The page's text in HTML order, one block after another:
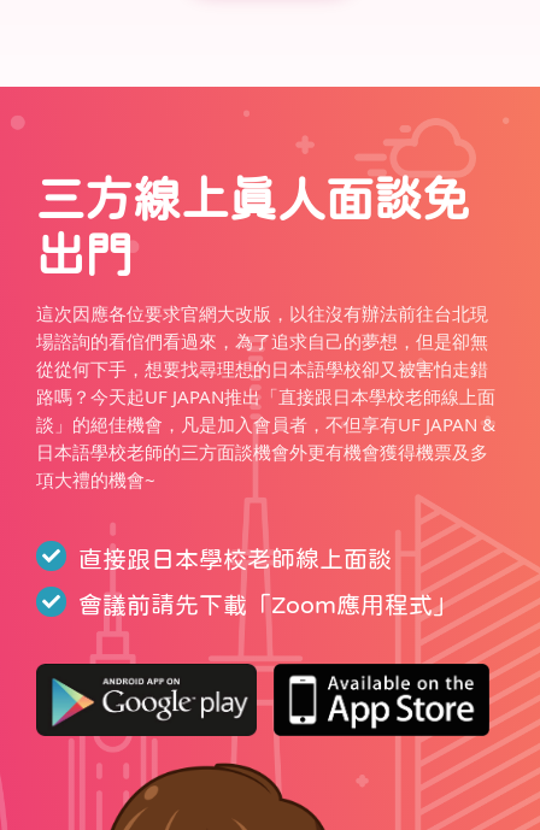
三方線上真人面談免
出門
這次因應各位要求官網大改版，以往沒有辦法前往台北現
場諮詢的看倌們看過來，為了追求自己的夢想，但是卻無
從從何下手，想要找尋理想的日本語學校卻又被害怕走錯
路嗎？今天起UF JAPAN推出「直接跟日本學校老師線上面
談」的絕佳機會，凡是加入會員者，不但享有UF JAPAN &
日本語學校老師的三方面談機會外更有機會獲得機票及多
項大禮的機會~
直接跟日本學校老師線上面談
會議前請先下載「Zoom應用程式」